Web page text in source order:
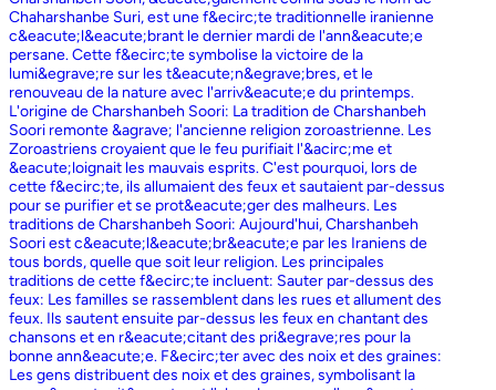
Chaharshanbe Suri, est une f&ecirc;te traditionnelle iranienne
c&eacute;l&eacute;brant le dernier mardi de l'ann&eacute;e
persane. Cette f&ecirc;te symbolise la victoire de la
lumi&egrave;re sur les t&eacute;n&egrave;bres, et le
renouveau de la nature avec l'arriv&eacute;e du printemps.
L'origine de Charshanbeh Soori: La tradition de Charshanbeh
Soori remonte &agrave; l'ancienne religion zoroastrienne. Les
Zoroastriens croyaient que le feu purifiait l'&acirc;me et
&eacute;loignait les mauvais esprits. C'est pourquoi, lors de
cette f&ecirc;te, ils allumaient des feux et sautaient par-dessus
pour se purifier et se prot&eacute;ger des malheurs. Les
traditions de Charshanbeh Soori: Aujourd'hui, Charshanbeh
Soori est c&eacute;l&eacute;br&eacute;e par les Iraniens de
tous bords, quelle que soit leur religion. Les principales
traditions de cette f&ecirc;te incluent: Sauter par-dessus des
feux: Les familles se rassemblent dans les rues et allument des
feux. Ils sautent ensuite par-dessus les feux en chantant des
chansons et en r&eacute;citant des pri&egrave;res pour la
bonne ann&eacute;e. F&ecirc;ter avec des noix et des graines:
Les gens distribuent des noix et des graines, symbolisant la